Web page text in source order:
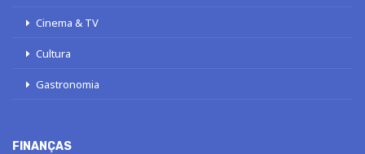
Cinema & TV
Cultura
Gastronomia
FINANÇAS